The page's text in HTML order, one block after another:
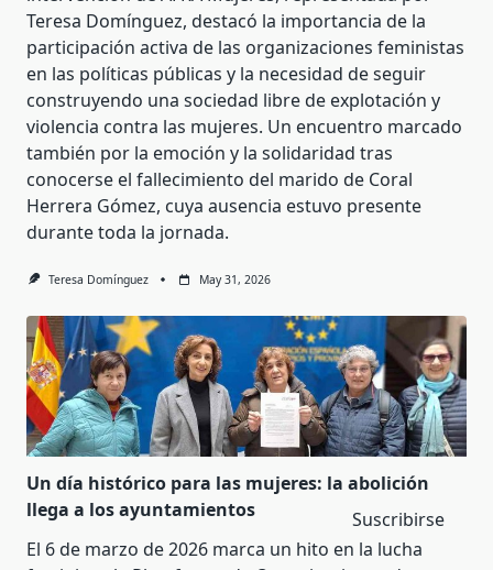
Teresa Domínguez, destacó la importancia de la
participación activa de las organizaciones feministas
en las políticas públicas y la necesidad de seguir
construyendo una sociedad libre de explotación y
violencia contra las mujeres. Un encuentro marcado
también por la emoción y la solidaridad tras
conocerse el fallecimiento del marido de Coral
Herrera Gómez, cuya ausencia estuvo presente
durante toda la jornada.
Teresa Domínguez May 31, 2026
Un día histórico para las mujeres: la abolición
llega a los ayuntamientos
El 6 de marzo de 2026 marca un hito en la lucha
Suscribirse